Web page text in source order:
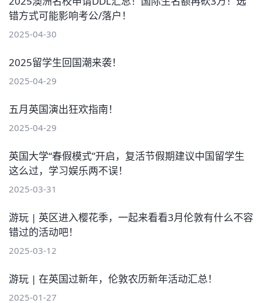
错方式可能影响考公/落户！
2025-04-30
2025留学生回国潮来袭！
2025-04-29
五月英国演出狂欢指南！
2025-04-29
英国大学“春假模式”开启，复活节假期建议中国留学生
这么过，学习娱乐两不误！
2025-03-31
游玩 | 英区进入樱花季，一起来看看3月伦敦有什么不容
错过的活动吧！
2025-03-12
游玩 | 在英国过新年，伦敦农历新年活动汇总！
2025-01-27